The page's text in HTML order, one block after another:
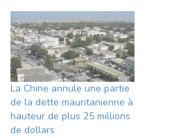
La Chine annule une partie
de la dette mauritanienne à
hauteur de plus 25 millions
de dollars